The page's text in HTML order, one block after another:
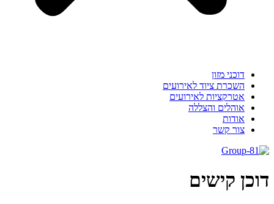
דוכני מזון
השכרת ציוד לאירועים
אטרקציות לאירועים
אוהלים והצללה
אודות
צור קשר
קישים